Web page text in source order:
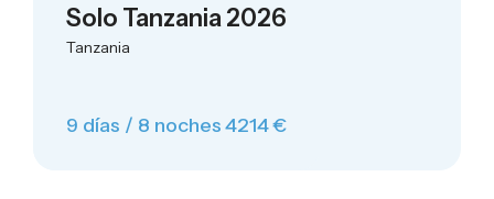
Solo Tanzania 2026
Tanzania
9 días / 8 noches4214 €